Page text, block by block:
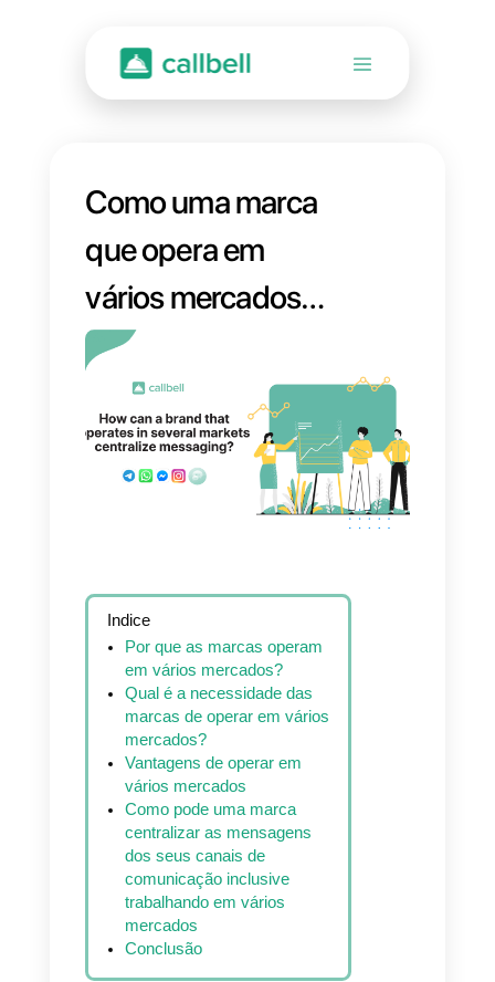
Como uma marca
que opera em
vários mercados
pode centralizar as
mensagens de
várias contas do
WhatsApp,
Facebook
Messenger,
Instagram Direct e
Telegram
Indice
Por que as marcas operam
em vários mercados?
Qual é a necessidade das
marcas de operar em vários
mercados?
Vantagens de operar em